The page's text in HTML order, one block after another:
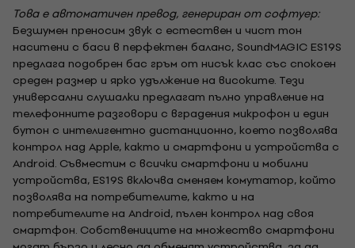
Това е автоматичен превод, генериран от софтуер:
Безшумен преносим звук с естествен и чист тон
наситени с баси в перфектен баланс, SoundMAGIC ES19S
предлага подобрен бас гръм от нисък клас със спокоен
среден размер и ярко удължение на високите. Тези
универсални слушалки предлагат пълно управление на
телефонните разговори с вградения микрофон и един
бутон с интелигентно дистанционно, което позволява
контрол над Apple, както и смартфони и устройства с
Android. Съвместим с всички смартфони и мобилни
устройства, ES19S включва сменяем комутатор, който
позволява на потребителите, както и на
потребителите на Android, пълен контрол над своя
смартфон. Собствениците на множество смартфони